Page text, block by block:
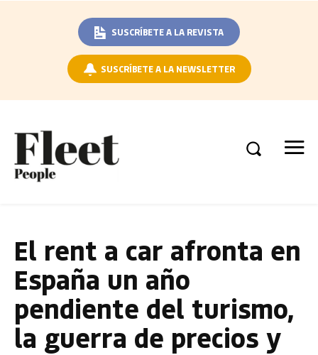
SUSCRÍBETE A LA REVISTA
SUSCRÍBETE A LA NEWSLETTER
El rent a car afronta en
España un año
pendiente del turismo,
la guerra de precios y